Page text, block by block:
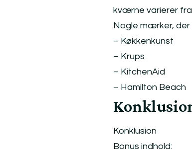
kværne varierer
Nogle mærker, der
– Køkkenkunst
– Krups
– KitchenAid
– Hamilton Beach
Konklusion
Bonus indhold: